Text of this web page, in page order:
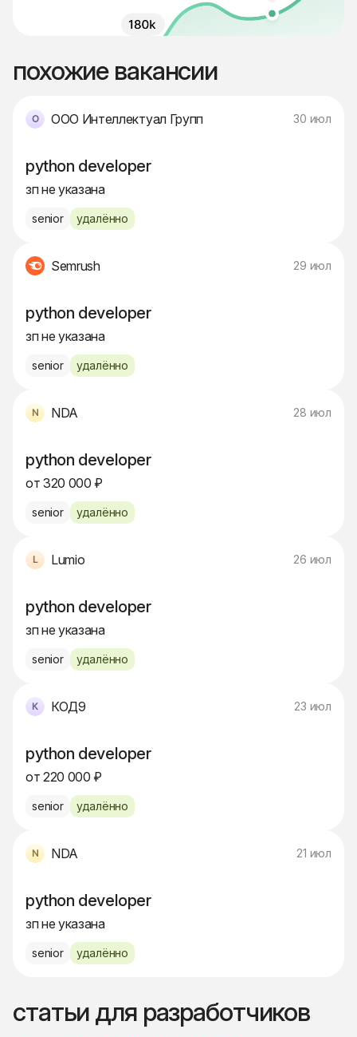
похожие вакансии
ООО Интеллектуал Групп 30 июл
python developer
зп не указана
senior удалённо
Semrush 29 июл
python developer
зп не указана
senior удалённо
NDA 28 июл
python developer
от 320 000 ₽
senior удалённо
Lumio 26 июл
python developer
зп не указана
senior удалённо
КОД9 23 июл
python developer
от 220 000 ₽
senior удалённо
NDA 21 июл
python developer
зп не указана
senior удалённо
статьи для разработчиков